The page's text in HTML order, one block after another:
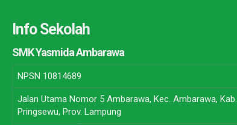
Info Sekolah
SMK Yasmida Ambarawa
NPSN 10814689
Jalan Utama Nomor 5 Ambarawa, Kec. Ambarawa, Kab.
Pringsewu, Prov. Lampung